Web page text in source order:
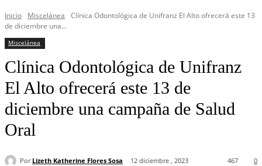
Inicio Miscelánea
Clínica Odontológica de Unifranz El Alto ofrecerá este 13
de diciembre una...
Miscelánea
Clínica Odontológica de Unifranz
El Alto ofrecerá este 13 de
diciembre una campaña de Salud
Oral
Por Lizeth Katherine Flores Sosa 12 diciembre , 2023 0
467